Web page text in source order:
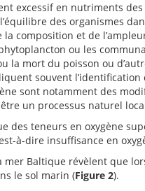
excessif en nutriments
des organismes
la composition et de
ou les
la mort du poisson ou
souvent
sont notamment des
un processus naturel
des teneurs en oxygène
à-dire insuffisance en
mer Baltique révèlent que
le sol marin (Figure 2).